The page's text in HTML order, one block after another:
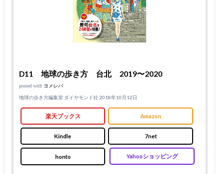
D11 地球の歩き方 台北 2019〜2020
posted with ヨメレバ
地球の歩き方編集室 ダイヤモンド社 2018年10月12日
楽天ブックス Amazon
Kindle 7net
honto Yahooショッピング